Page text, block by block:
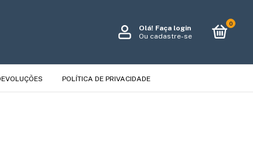
Olá! Faça login
Ou cadastre-se
0
POLÍTICA DE PRIVACIDADE